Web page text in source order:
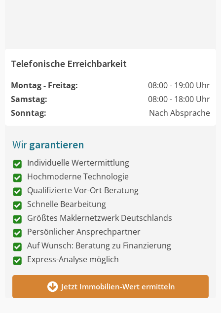
Telefonische Erreichbarkeit
Montag - Freitag:
08:00 - 19:00 Uhr
Samstag:
08:00 - 18:00 Uhr
Sonntag:
Nach Absprache
Wirgarantieren
Individuelle Wertermittlung
Hochmoderne Technologie
Qualifizierte Vor-Ort Beratung
Schnelle Bearbeitung
Größtes Maklernetzwerk Deutschlands
Persönlicher Ansprechpartner
Auf Wunsch: Beratung zu Finanzierung
Express-Analyse möglich
Jetzt Immobilien-Wert ermitteln